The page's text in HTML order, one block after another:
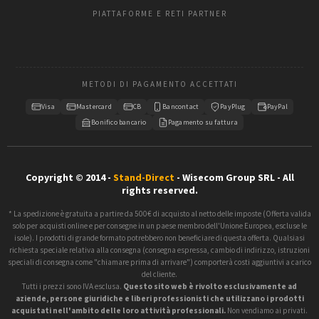
a secco aggressivo. Tra un utilizzo e l'altro, uno stoccaggio
Tovaglia personalizzata in acquisto o a
Per un'azienda che espone una sola volta, il noleggio
secondo l'immagine del brand e impone spesso una scelta
di colori limitata. Non appena un espositore partecipa a più
eventi nell'arco dell'anno, l'acquisto di una tovaglia
personalizzata diventa la soluzione più coerente e
soprattutto più efficace in termini di comunicazione, poiché
ogni apparizione rafforza il riconoscimento visivo del brand
presso gli stessi visitatori professionali. La questione dello
stoccaggio tra un evento e l'altro va quindi anticipata, uno
spazio asciutto e al riparo dalla luce diretta è sufficiente per
PIATTAFORME E RETI PARTNER
METODI DI PAGAMENTO ACCETTATI
Visa Mastercard CB Bancontact PayPlug
PayPal
Bonifico bancario
Pagamento su fattura
Copyright © 2014 - Stand-Direct - Wisecom Group SRL - All
rights reserved.
* La spedizione è gratuita a partire da 500€ di acquisto al netto delle imposte (Offerta valida
solo per acquisti online e per consegne in un paese membro dell'Unione Europea, escluse le
isole). I prodotti di grande formato potrebbero non beneficiare di questa offerta. Qualsiasi
richiesta speciale relativa alla consegna (consegna espressa, cambio di indirizzo, istruzioni
speciali di consegna come "chiamare prima di arrivare") comporterà costi aggiuntivi a carico
del cliente.
Tutti i prezzi sono IVA esclusa. Questo sito web è rivolto esclusivamente ad
aziende, persone giuridiche e liberi professionisti che utilizzano i prodotti
acquistati nell'ambito delle loro attività professionali. Non vendiamo ai privati.